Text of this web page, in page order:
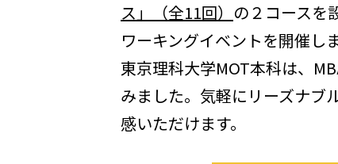
ス」（全11回） の２コースを
ワーキングイベントを開催しま
東京理科大学MOT本科は、
みました。気軽にリーズナブ
感いただけます。